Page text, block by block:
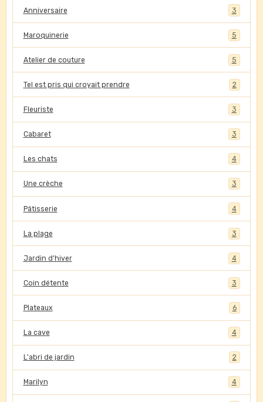
Anniversaire 3
Maroquinerie 5
Atelier de couture 5
Tel est pris qui croyait prendre 2
Fleuriste 3
Cabaret 3
Les chats 4
Une crèche 3
Pâtisserie 4
La plage 3
Jardin d'hiver 4
Coin détente 3
Plateaux 6
La cave 4
L'abri de jardin 2
Marilyn 4